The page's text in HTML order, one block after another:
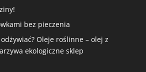
bez pieczenia
Oleje roślinne – olej z
ekologiczne sklep